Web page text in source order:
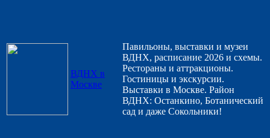
ВДНХ в
Москве
Павильоны, выставки и музеи
ВДНХ, расписание 2026 и схемы.
Рестораны и аттракционы.
Гостиницы и экскурсии.
Выставки в Москве. Район
ВДНХ: Останкино, Ботанический
сад и даже Сокольники!